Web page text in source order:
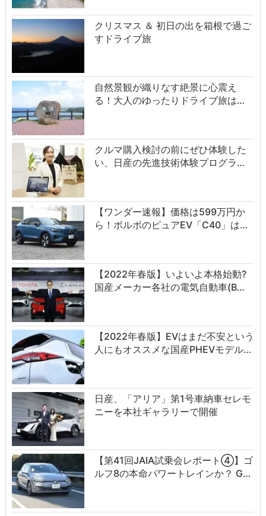
クリスマス ＆ 初日の出を箱根で過ご
すドライブ旅
自然景観が織りなす絶景に心震え
る！大人のゆったりドライブ旅は…
クルマ購入検討の前にぜひ体験した
い、日産の先進技術体験プログラ…
【ワンダー速報】価格は599万円か
ら！ボルボのピュアEV「C40」は…
【2022年春版】いよいよ本格始動?
国産メーカー各社の電気自動車(B…
【2022年春版】EVはまだ不安という
人にもオススメな国産PHEVモデル…
日産、「アリア」第1号車納車セレモ
ニーを本社ギャラリーで開催
【第41回JAIA試乗会レポート④】ゴ
ルフ8の本命パワートレインか？ G…